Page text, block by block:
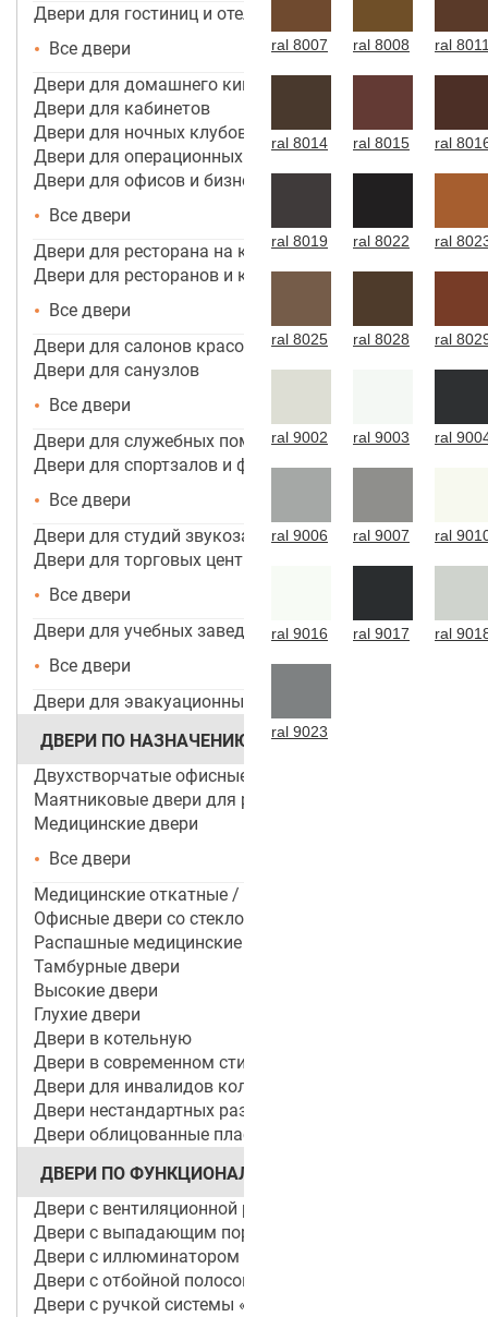
Двери для гостиниц и отелей
Все двери
Двери для домашнего кинотеатра
Двери для кабинетов
Двери для ночных клубов
Двери для операционных
Двери для офисов и бизнес центров
Все двери
Двери для ресторана на кухню
Двери для ресторанов и кафе
Все двери
Двери для салонов красоты
Двери для санузлов
Все двери
Двери для служебных помещений
Двери для спортзалов и фитнес-центров
Все двери
Двери для студий звукозаписи
Двери для торговых центров, помещений
Все двери
Двери для учебных заведений и ДОУ
Все двери
Двери для эвакуационных выходов
ДВЕРИ ПО НАЗНАЧЕНИЮ
Двухстворчатые офисные двери
Маятниковые двери для ресторанов и кафе
Медицинские двери
Все двери
Медицинские откатные / раздвижные двери
Офисные двери со стеклом
Распашные медицинские двери
Тамбурные двери
Высокие двери
Глухие двери
Двери в котельную
Двери в современном стиле
Двери для инвалидов колясочников
Двери нестандартных размеров
Двери облицованные пластиком
ДВЕРИ ПО ФУНКЦИОНАЛУ
Двери с вентиляционной решеткой
Двери с выпадающим порогом / беспороговые
Двери с иллюминатором
Двери с отбойной полосой (пластиной)
Двери с ручкой системы «Антипаника»
ral 8007 ral 8008 ral
ral 8014 ral 8015 ral
ral 8019 ral 8022 ral
ral 8025 ral 8028 ral
ral 9002 ral 9003 ral
ral 9006 ral 9007 ral
ral 9016 ral 9017 ral
ral 9023